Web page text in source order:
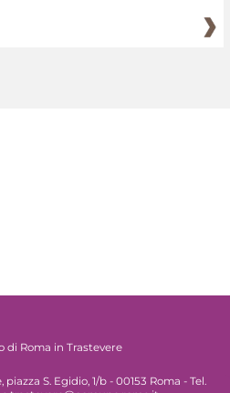
di Roma in Trastevere
S. Egidio, 1/b - 00153 Roma - Tel.